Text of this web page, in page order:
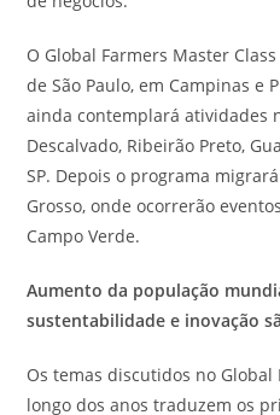
O Global Farmers Master
de São Paulo, em Campinas e
ainda contemplará atividades
Descalvado, Ribeirão Preto,
SP. Depois o programa
Grosso, onde ocorrerão
Campo Verde.
Aumento da população
sustentabilidade e inovação
Os temas discutidos no Global
longo dos anos traduzem os